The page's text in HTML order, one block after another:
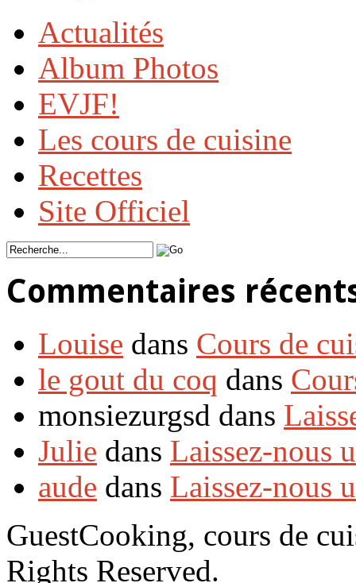
Actualités
Album Photos
EVJF!
Les cours de cuisine
Recettes
Site Officiel
Commentaires
Louise dans Cours de
le gout du coq dans
monsiezurgsd dans
Julie dans Laissez-nous
aude dans Laissez-nous
GuestCooking, cours de
Rights Reserved.